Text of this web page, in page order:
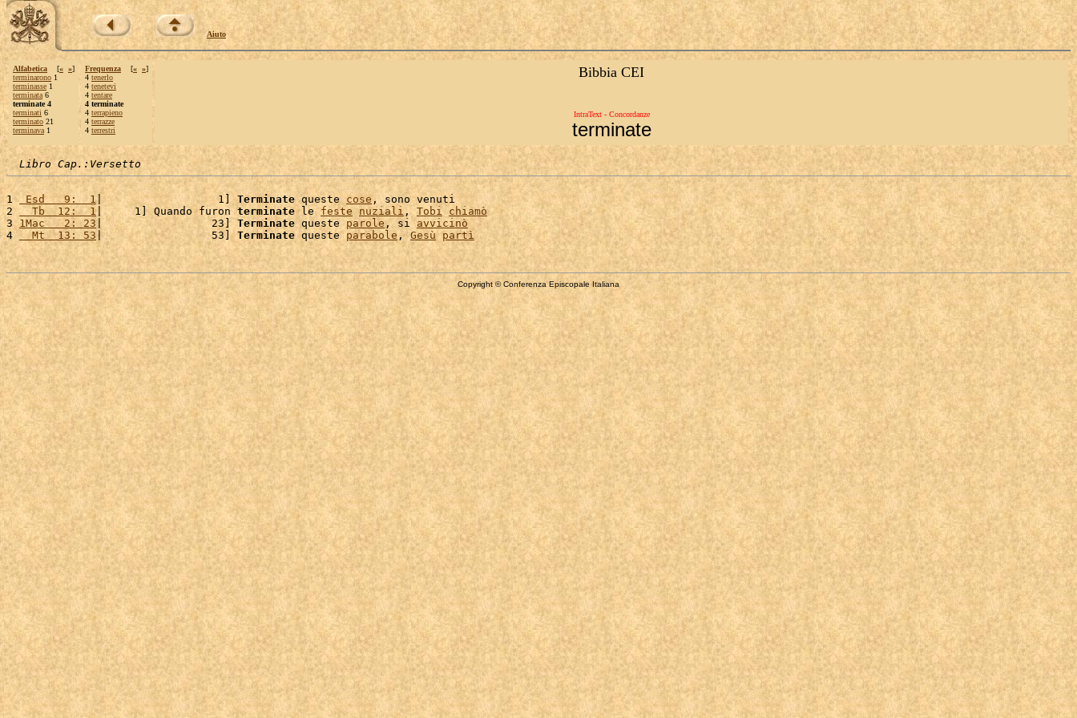
Aiuto
Alfabetica [« »]
terminarono 1
terminasse 1
terminata 6
terminate 4
terminati 6
terminato 21
terminava 1
Frequenza [« »]
4 tenerlo
4 tenetevi
4 tentare
4 terminate
4 terrapieno
4 terrazze
4 terrestri
Bibbia CEI
IntraText - Concordanze
terminate
Libro Cap.:Versetto
1 Esd   9:  1|                  1] Terminate queste cose , sono venuti
2
  Tb  12:  1
|     1] Quando furon terminate le feste nuziali , Tobi chiamò
3 1Mac   2: 23 |                 23] Terminate queste parole, si avvicinò
4
  Mt  13: 53
|                 53] Terminate queste parabole , Gesù partì
Copyright © Conferenza Episcopale Italiana